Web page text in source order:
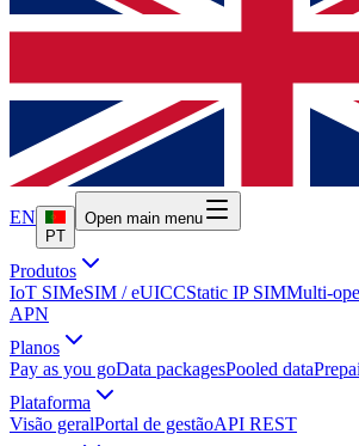
EN
PT
Open main menu
Produtos
IoT SIMeSIM / eUICCStatic IP SIMMulti-
APN
Planos
Pay as you goData packagesPooled data
Plataforma
Visão geralPortal de gestãoAPI REST